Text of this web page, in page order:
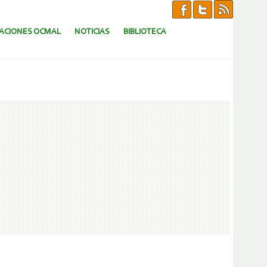
OCMAL NOTICIAS BIBLIOTECA